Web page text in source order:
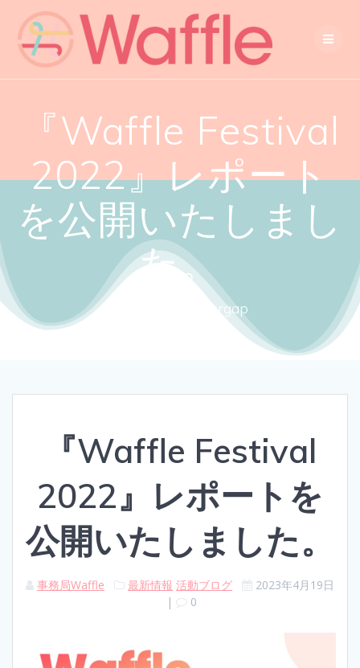
『Waffle Festival
2022』レポート
を公開いたしまし
た。
Close the gendergap
『Waffle Festival
2022』レポートを
公開いたしました。
事務局Waffle 最新情報 活動ブログ
2023年4月19日
|
0